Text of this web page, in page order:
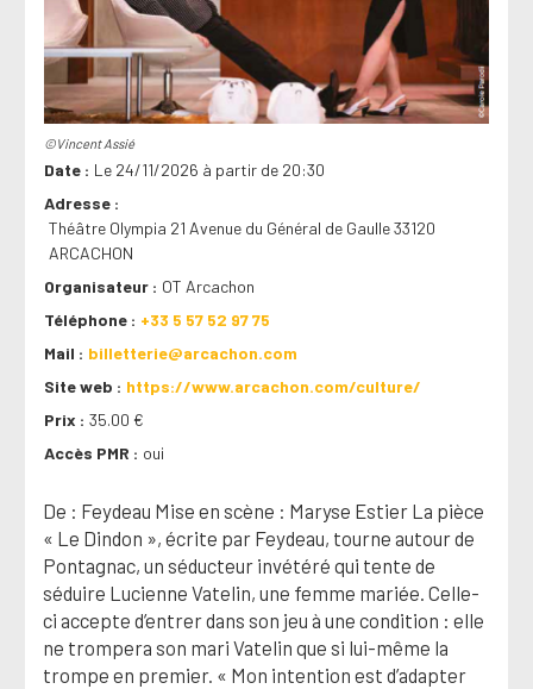
©Vincent Assié
Date
Le 24/11/2026 à partir de 20:30
Adresse
Théâtre Olympia 21 Avenue du Général de Gaulle 33120
ARCACHON
Organisateur
OT Arcachon
Téléphone
+33 5 57 52 97 75
Mail
billetterie@arcachon.com
Site web
https://www.arcachon.com/culture/
Prix
35.00 €
Accès PMR
oui
De : Feydeau Mise en scène : Maryse Estier La pièce
« Le Dindon », écrite par Feydeau, tourne autour de
Pontagnac, un séducteur invétéré qui tente de
séduire Lucienne Vatelin, une femme mariée. Celle-
ci accepte d’entrer dans son jeu à une condition : elle
ne trompera son mari Vatelin que si lui-même la
trompe en premier. « Mon intention est d’adapter